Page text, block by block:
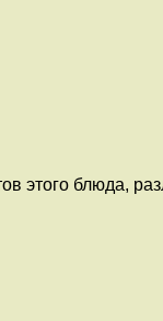
этого блюда,